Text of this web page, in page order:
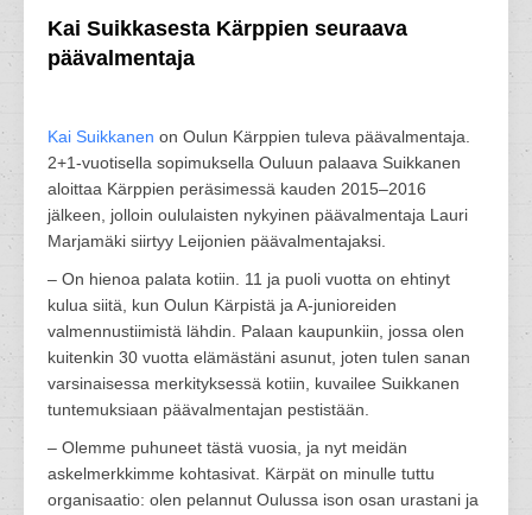
Kai Suikkasesta Kärppien seuraava
päävalmentaja
Kai Suikkanen on Oulun Kärppien tuleva päävalmentaja.
2+1-vuotisella sopimuksella Ouluun palaava Suikkanen
aloittaa Kärppien peräsimessä kauden 2015–2016
jälkeen, jolloin oululaisten nykyinen päävalmentaja Lauri
Marjamäki siirtyy Leijonien päävalmentajaksi.
– On hienoa palata kotiin. 11 ja puoli vuotta on ehtinyt
kulua siitä, kun Oulun Kärpistä ja A-junioreiden
valmennustiimistä lähdin. Palaan kaupunkiin, jossa olen
kuitenkin 30 vuotta elämästäni asunut, joten tulen sanan
varsinaisessa merkityksessä kotiin, kuvailee Suikkanen
tuntemuksiaan päävalmentajan pestistään.
– Olemme puhuneet tästä vuosia, ja nyt meidän
askelmerkkimme kohtasivat. Kärpät on minulle tuttu
organisaatio: olen pelannut Oulussa ison osan urastani ja